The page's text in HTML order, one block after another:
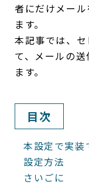
者にだけメー
ます。
本記事では、
て、メールの
ます。
目次
本設定で実装
設定方法
さいごに